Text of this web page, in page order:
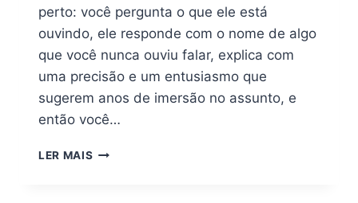
perto: você pergunta o que ele está
ouvindo, ele responde com o nome de algo
que você nunca ouviu falar, explica com
uma precisão e um entusiasmo que
sugerem anos de imersão no assunto, e
então você…
LER MAIS GÊMEOS